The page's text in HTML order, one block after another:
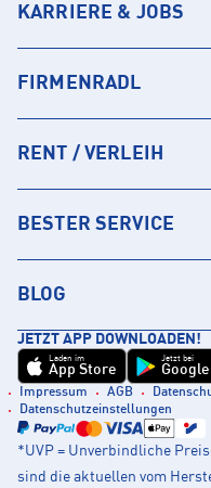
KARRIERE & JOBS
FIRMENRADL
RENT / VERLEIH
BESTER SERVICE
BLOG
JETZT APP DOWNLOADEN!
Laden im
App Store
Jetzt bei
Impressum AGB
Datenschutzeinstellungen
*UVP = Unverbindliche
sind die aktuellen vom